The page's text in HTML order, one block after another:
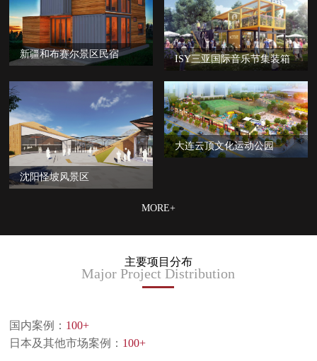
新疆和布赛尔景区民宿 ISY三亚国际音乐节集装箱
沈阳怪坡风景区
大连云顶文化运动公园
MORE+
主要项目分布
Major Project Distribution
国内案例： 100+
日本及其他市场案例： 100+